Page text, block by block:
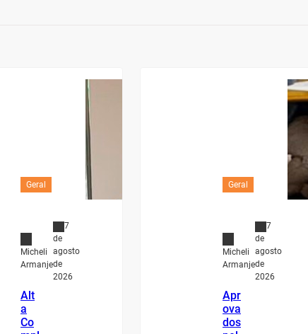
Geral
Micheli
Armanje
7
de
agosto
de
2026
Alt
a
Co
Geral
Micheli
Armanje
7
de
agosto
de
2026
Apr
ova
dos